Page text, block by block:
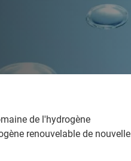
de l'hydrogène
renouvelable de nouvelle